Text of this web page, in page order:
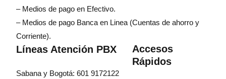
– Medios de pago en Efectivo.
– Medios de pago Banca en Linea (Cuentas de ahorro y
Corriente).
Líneas Atención PBX
Sabana y Bogotá: 601 9172122
Accesos
Rápidos